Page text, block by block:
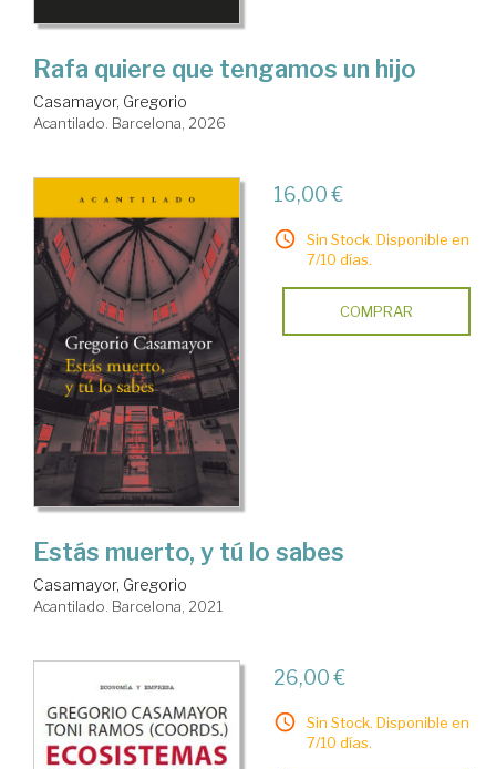
Rafa quiere que tengamos un hijo
Casamayor, Gregorio
Acantilado. Barcelona, 2026
16,00 €
Sin Stock. Disponible en
7/10 días.
COMPRAR
Estás muerto, y tú lo sabes
Casamayor, Gregorio
Acantilado. Barcelona, 2021
26,00 €
Sin Stock. Disponible en
7/10 días.